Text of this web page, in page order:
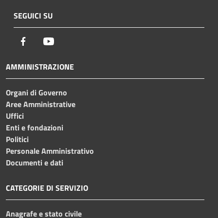
SEGUICI SU
Facebook
AMMINISTRAZIONE
Organi di Governo
Aree Amministrative
Uffici
Enti e fondazioni
Politici
Personale Amministrativo
Documenti e dati
CATEGORIE DI SERVIZIO
Anagrafe e stato civile